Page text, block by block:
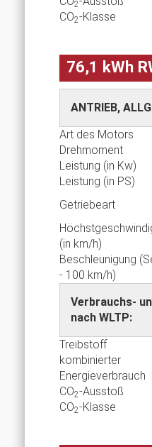
2
CO2-Klasse
76,1 kWh
ANTRIEB,
Art des Motors
Drehmoment
Leistung (in Kw)
Leistung (in PS)
Getriebeart
(in km/h)
Beschleunigung
- 100 km/h)
Verbrauchs-
nach WLTP:
Treibstoff
kombinierter
Energieverbrauch
CO2-Ausstoß
CO2-Klasse